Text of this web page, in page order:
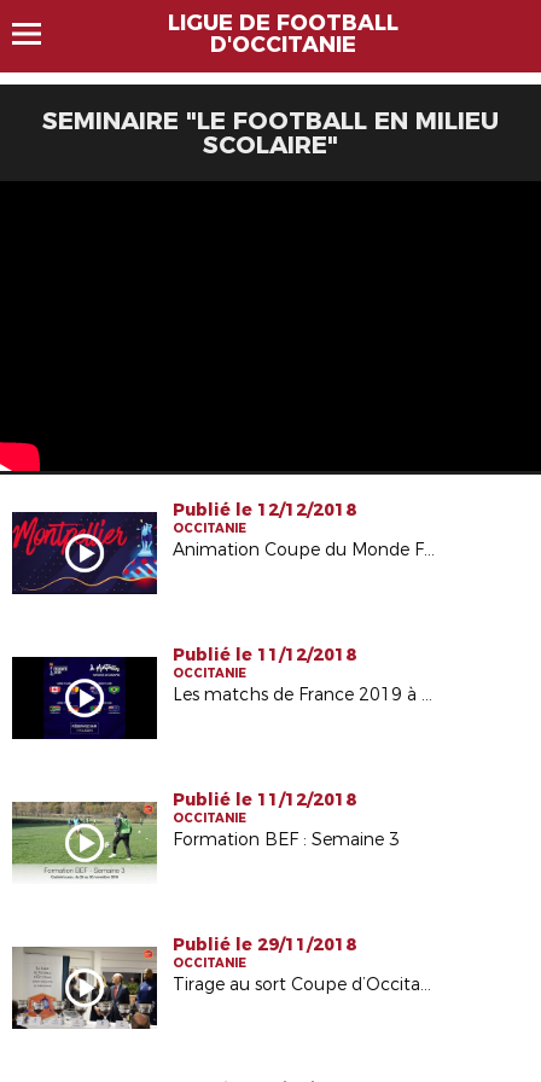
LIGUE DE FOOTBALL
D'OCCITANIE
SEMINAIRE "LE FOOTBALL EN MILIEU
SCOLAIRE"
Publié le 12/12/2018
OCCITANIE
Animation Coupe du Monde Féminine le 08/12
Publié le 11/12/2018
OCCITANIE
Les matchs de France 2019 à Montpellier
Publié le 11/12/2018
OCCITANIE
Formation BEF : Semaine 3
Publié le 29/11/2018
OCCITANIE
Tirage au sort Coupe d’Occitanie U15 et U17